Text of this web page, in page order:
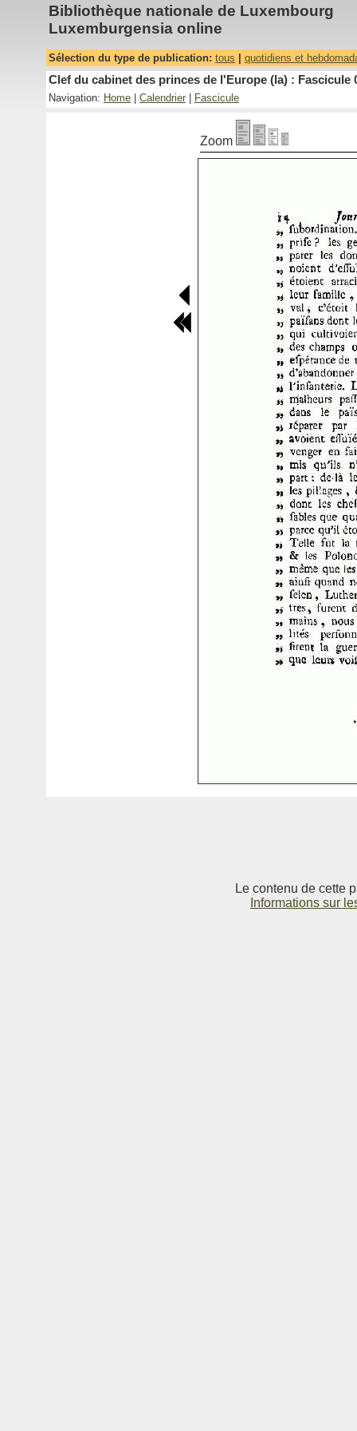
Bibliothèque nationale de Luxembourg
Luxemburgensia online
Sélection du type de publication: tous quotidiens et
Clef du cabinet des princes de l'Europe (la) : Fascicule
Navigation: Home Calendrier Fascicule
Zoom
Le contenu de cette
Informations sur